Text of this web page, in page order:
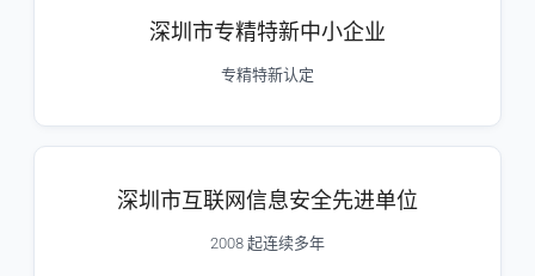
深圳市专精特新中小企业
专精特新认定
深圳市互联网信息安全先进单位
2008 起连续多年